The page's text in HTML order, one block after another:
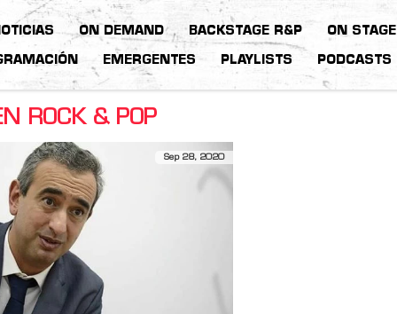
ON DEMAND BACKSTAGE R&P ON STAGE
EMERGENTES PLAYLISTS PODCASTS
ROCK & POP
Sep 28, 2020